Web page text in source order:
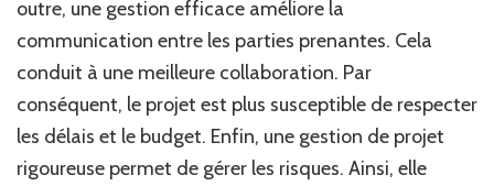
d’un
court
de
tennis
à
Lyon
?
outre, une gestion efficace améliore la
communication entre les parties prenantes. Cela
conduit à une meilleure collaboration. Par
conséquent, le projet est plus susceptible de respecter
les délais et le budget. Enfin, une gestion de projet
rigoureuse permet de gérer les risques. Ainsi, elle